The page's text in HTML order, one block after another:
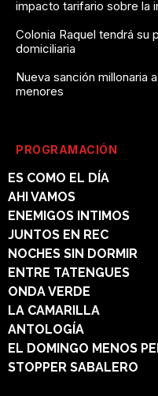
impacto tarifario sobre la
Colonia Raquel tendrá su
domiciliaria
Nueva sanción millonaria
menores
PROGRAMACIÓN
ES COMO EL DÍA
AHI VAMOS
ENEMIGOS INTIMOS
JUNTOS EN REC
NOCHES SIN DORMIR
ENTRE TATENGUES
ONDA VERDE
LA CAMARILLA
ANTOLOGÍA
EL DOMINGO MENOS
STOPPER SABALERO